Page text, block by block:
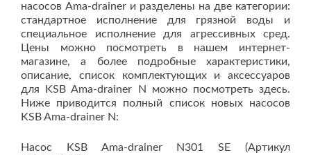
насосов Ama-drainer и разделены на две категории:
стандартное исполнение для грязной воды и
специальное исполнение для агрессивных сред.
Цены можно посмотреть в нашем интернет-
магазине, а более подробные характеристики,
описание, список комплектующих и аксессуаров
для KSB Ama-drainer N можно посмотреть здесь.
Ниже приводится полный список новых насосов
KSB Ama-drainer N:
Насос KSB Ama-drainer N301 SE (Артикул